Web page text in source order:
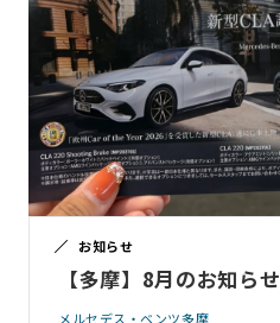
お知らせ
【多摩】8月のお知らせ
メルセデス・ベンツ多摩